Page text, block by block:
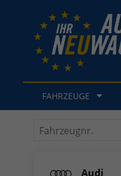
FAHRZEUGE
Fahrzeugnr.
Audi